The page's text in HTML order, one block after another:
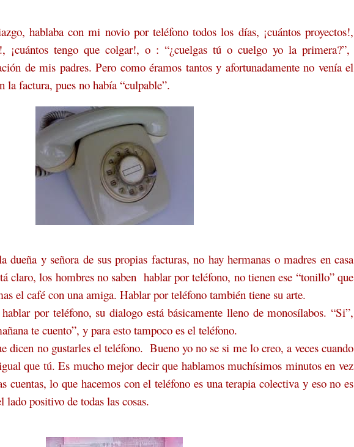
hablaba con mi novio por teléfono todos los días, ¡cuántos proyectos!,
¡cuántos tengo que colgar!, o : “¿cuelgas tú o cuelgo yo la primera?”,
de mis padres. Pero como éramos tantos y afortunadamente no venía el
la factura, pues no había “culpable”.
dueña y señora de sus propias facturas, no hay hermanas o madres en casa
claro, los hombres no saben hablar por teléfono, no tienen ese “tonillo” que
el café con una amiga. Hablar por teléfono también tiene su arte.
por teléfono, su dialogo está básicamente lleno de monosílabos. “Si”,
te cuento”, y para esto tampoco es el teléfono.
dicen no gustarles el teléfono. Bueno yo no se si me lo creo, a veces cuando
que tú. Es mucho mejor decir que hablamos muchísimos minutos en vez
cuentas, lo que hacemos con el teléfono es una terapia colectiva y eso no es
positivo de todas las cosas.